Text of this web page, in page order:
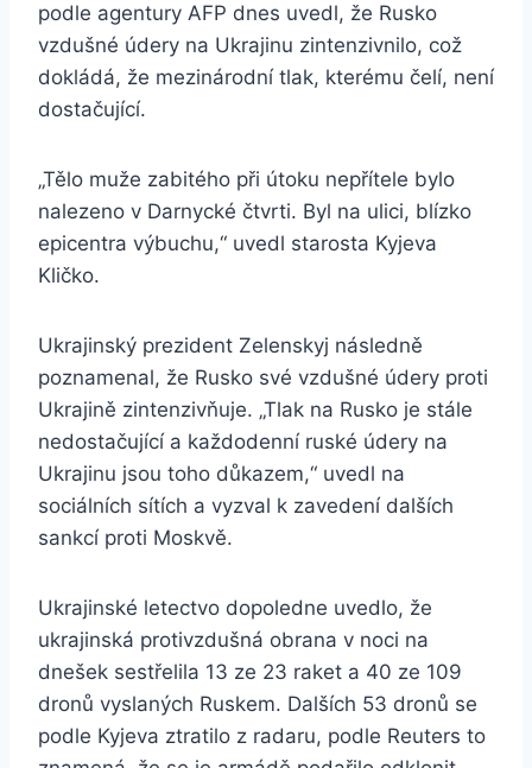
podle agentury AFP dnes uvedl, že Rusko
vzdušné údery na Ukrajinu zintenzivnilo, což
dokládá, že mezinárodní tlak, kterému čelí, není
dostačující.
„Tělo muže zabitého při útoku nepřítele bylo
nalezeno v Darnycké čtvrti. Byl na ulici, blízko
epicentra výbuchu,“ uvedl starosta Kyjeva
Kličko.
Ukrajinský prezident Zelenskyj následně
poznamenal, že Rusko své vzdušné údery proti
Ukrajině zintenzivňuje. „Tlak na Rusko je stále
nedostačující a každodenní ruské údery na
Ukrajinu jsou toho důkazem,“ uvedl na
sociálních sítích a vyzval k zavedení dalších
sankcí proti Moskvě.
Ukrajinské letectvo dopoledne uvedlo, že
ukrajinská protivzdušná obrana v noci na
dnešek sestřelila 13 ze 23 raket a 40 ze 109
dronů vyslaných Ruskem. Dalších 53 dronů se
podle Kyjeva ztratilo z radaru, podle Reuters to